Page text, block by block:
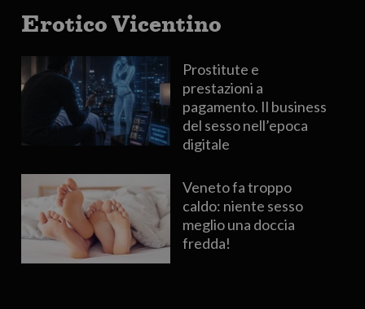
Erotico Vicentino
Prostitute e
prestazioni a
pagamento. Il business
del sesso nell’epoca
digitale
Veneto fa troppo
caldo: niente sesso
meglio una doccia
fredda!